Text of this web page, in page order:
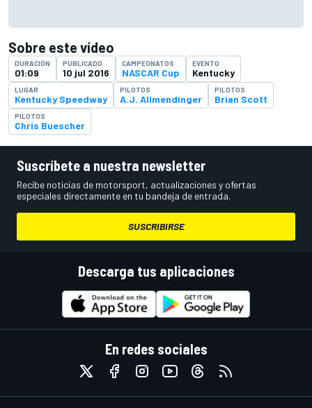
Sobre este vídeo
DURACIÓN
01:09
PUBLICADO
10 jul 2016
CAMPEONATOS
NASCAR Cup
EVENTO
Kentucky
LUGAR
Kentucky Speedway
PILOTOS
A.J. Allmendinger
PILOTOS
Brian Scott
PILOTOS
Chris Buescher
Suscríbete a nuestra newsletter
Recibe noticias de motorsport, actualizaciones y ofertas
especiales directamente en tu bandeja de entrada.
SUSCRIBIRSE
Descarga tus aplicaciones
En redes sociales